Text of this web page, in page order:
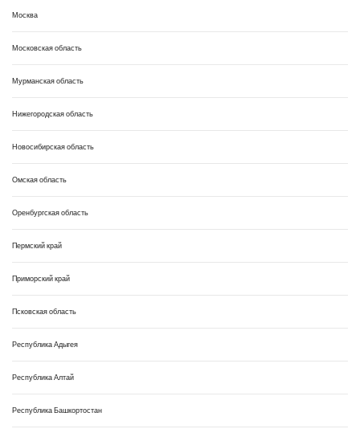
Москва
Московская область
Мурманская область
Нижегородская область
Новосибирская область
Омская область
Оренбургская область
Пермский край
Приморский край
Псковская область
Республика Адыгея
Республика Алтай
Республика Башкортостан